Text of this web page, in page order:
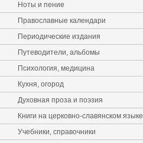
Ноты и пение
Православные календари
Периодические издания
Путеводители, альбомы
Психология, медицина
Кухня, огород
Духовная проза и поэзия
Книги на церковно-славянском языке
Учебники, справочники